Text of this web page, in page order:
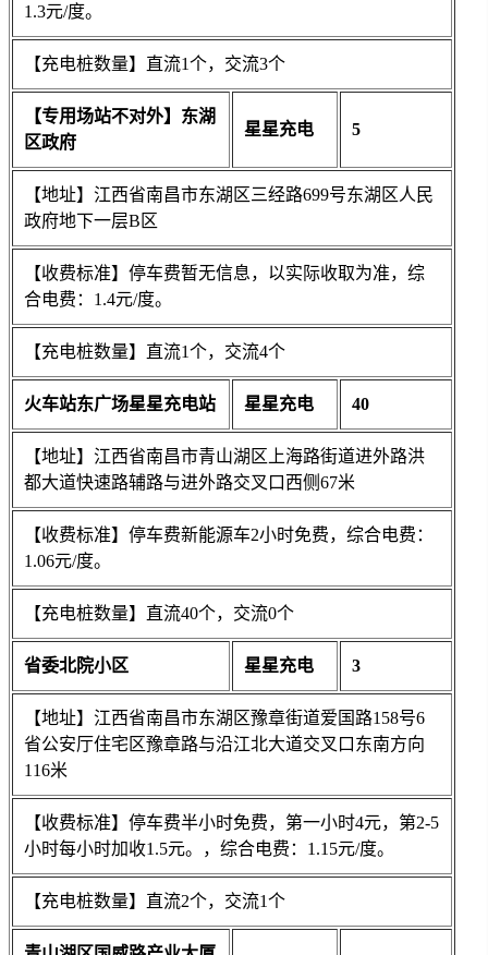
1.3元/度。
【充电桩数量】直流1个，交流3个
【专用场站不对外】东湖
区政府
星星充电 5
【地址】江西省南昌市东湖区三经路699号东湖区人民
政府地下一层B区
【收费标准】停车费暂无信息，以实际收取为准，综
合电费：1.4元/度。
【充电桩数量】直流1个，交流4个
火车站东广场星星充电站 星星充电 40
【地址】江西省南昌市青山湖区上海路街道进外路洪
都大道快速路辅路与进外路交叉口西侧67米
【收费标准】停车费新能源车2小时免费，综合电费：
1.06元/度。
【充电桩数量】直流40个，交流0个
省委北院小区 星星充电 3
【地址】江西省南昌市东湖区豫章街道爱国路158号6
省公安厅住宅区豫章路与沿江北大道交叉口东南方向
116米
【收费标准】停车费半小时免费，第一小时4元，第2-5
小时每小时加收1.5元。，综合电费：1.15元/度。
【充电桩数量】直流2个，交流1个